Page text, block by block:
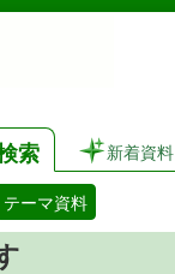
索 新着資料
テーマ資料